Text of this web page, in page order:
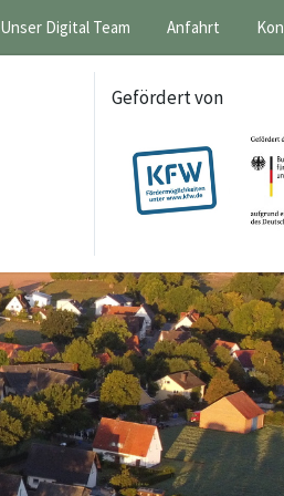
Unser Digital Team Anfahrt
Gefördert von